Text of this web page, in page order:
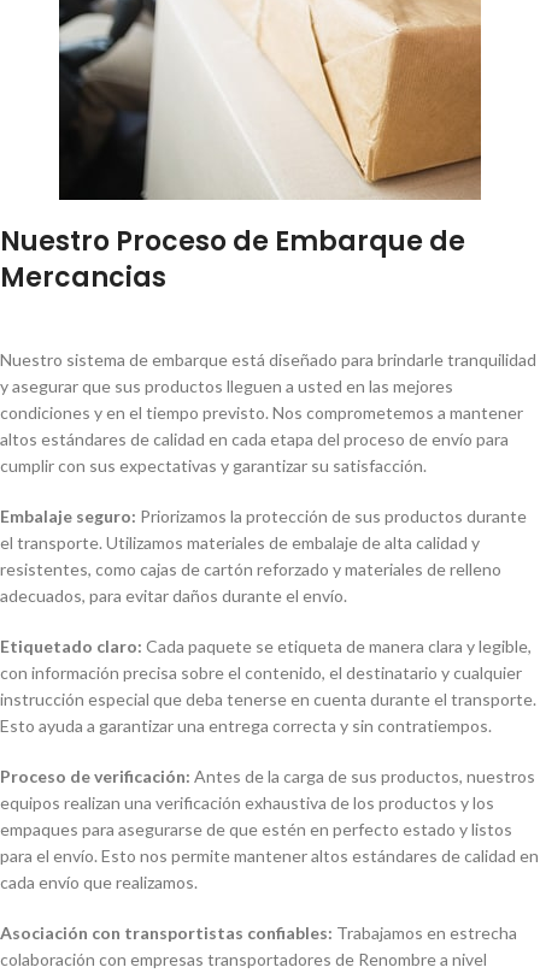
Nuestro Proceso de Embarque de
Mercancias
Nuestro sistema de embarque está diseñado para brindarle tranquilidad
y asegurar que sus productos lleguen a usted en las mejores
condiciones y en el tiempo previsto. Nos comprometemos a mantener
altos estándares de calidad en cada etapa del proceso de envío para
cumplir con sus expectativas y garantizar su satisfacción.
Embalaje seguro: Priorizamos la protección de sus productos durante
el transporte. Utilizamos materiales de embalaje de alta calidad y
resistentes, como cajas de cartón reforzado y materiales de relleno
adecuados, para evitar daños durante el envío.
Etiquetado claro: Cada paquete se etiqueta de manera clara y legible,
con información precisa sobre el contenido, el destinatario y cualquier
instrucción especial que deba tenerse en cuenta durante el transporte.
Esto ayuda a garantizar una entrega correcta y sin contratiempos.
Proceso de verificación: Antes de la carga de sus productos, nuestros
equipos realizan una verificación exhaustiva de los productos y los
empaques para asegurarse de que estén en perfecto estado y listos
para el envío. Esto nos permite mantener altos estándares de calidad en
cada envío que realizamos.
Asociación con transportistas confiables: Trabajamos en estrecha
colaboración con empresas transportadores de Renombre a nivel